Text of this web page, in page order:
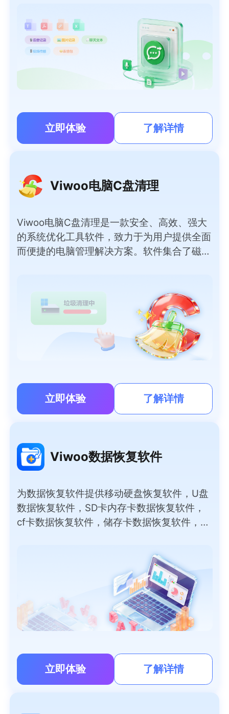
立即体验 了解详情
Viwoo电脑C盘清理
Viwoo电脑C盘清理是一款安全、高效、强大
的系统优化工具软件，致力于为用户提供全面
而便捷的电脑管理解决方案。软件集合了磁盘
体，可以帮用户轻松清理系统垃圾、管理大文
件、清理聊天隐私，提高系统性能，让电脑时
刻保持流畅如新。
立即体验 了解详情
Viwoo数据恢复软件
为数据恢复软件提供移动硬盘恢复软件，U盘
数据恢复软件，SD卡内存卡数据恢复软件，
cf卡数据恢复软件，储存卡数据恢复软件，外
立即体验 了解详情